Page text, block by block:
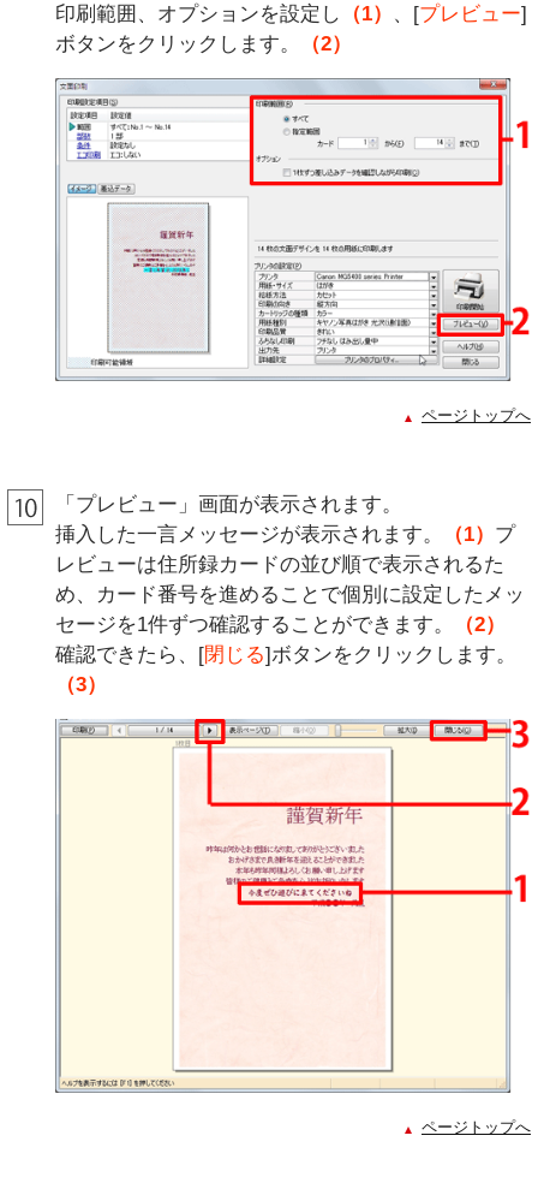
印刷範囲、オプションを設定し
（1） 、[プレビュー]
ボタンをクリックします。
（2）
ページトップへ
「プレビュー」画面が表示されます。
挿入した一言メッセージが表示されます。
（1） プ
レビューは住所録カードの並び順で表示されるた
め、カード番号を進めることで個別に設定したメッ
セージを1件ずつ確認することができます。
（2）
確認できたら、[閉じる]ボタンをクリックします。
（3）
ページトップへ